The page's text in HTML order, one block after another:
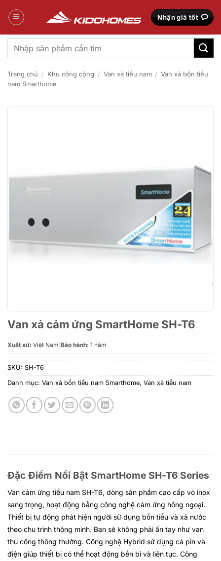
qua
Nhận giá tốt
Tìm
kiếm:
Trang chủ / Khu công cộng / Van xả tiểu nam / Van xả bồn tiểu
nam Smarthome
Van xả cảm ứng SmartHome SH-T6
Xuất xứ: Việt Nam Bảo hành: 1 năm
SKU: SH-T6
Danh mục: Van xả bồn tiểu nam Smarthome, Van xả tiểu nam
Đặc Điểm Nổi Bật SmartHome SH-T6 Series
Van cảm ứng tiểu nam SH-T6, dòng sản phẩm cao cấp vỏ inox
sang trọng, hoạt động bằng công nghệ cảm ứng hồng ngoại.
Thiết bị tự động phát hiện người sử dụng bồn tiểu và xả nước
theo chu trình thông minh. Bạn sẽ không phải ấn tay như van
thủ công thông thường. Công nghệ Hybrid sử dụng cả pin và
điện giúp thiết bị có thể hoạt động bền bỉ và liên tục. Công